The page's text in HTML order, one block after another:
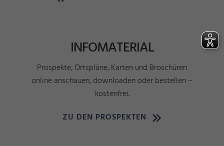
INFOMATERIAL
Prospekte, Ortspläne, Karten und Broschüren
online anschauen, downloaden oder bestellen –
kostenfrei.
ZU DEN PROSPEKTEN